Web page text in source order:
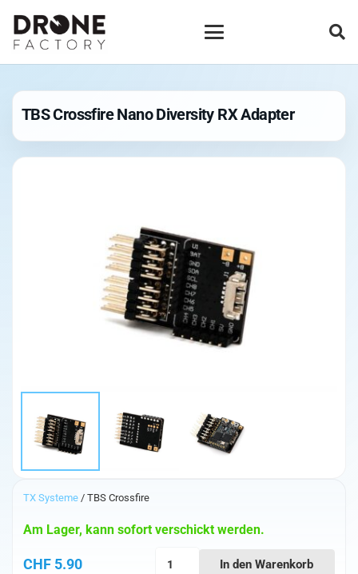
TBS Crossfire Nano Diversity RX Adapter
TX Systeme / TBS Crossfire
CHF 5.90
Am Lager, kann sofort verschickt werden.
In den Warenkorb